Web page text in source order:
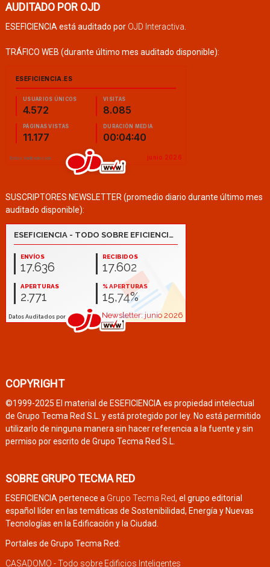
AUDITADO POR OJD
ESEFICIENCIA está auditado por OJD Interactiva.
TRÁFICO WEB (durante último mes auditado disponible):
SUSCRIPTORES NEWSLETTER (promedio diario durante último mes
auditado disponible):
COPYRIGHT
©1999-2025 El material de ESEFICIENCIA es propiedad intelectual
de Grupo Tecma Red S.L. y está protegido por ley. No está permitido
utilizarlo de ninguna manera sin hacer referencia a la fuente y sin
permiso por escrito de Grupo Tecma Red S.L.
SOBRE GRUPO TECMA RED
ESEFICIENCIA pertenece a Grupo Tecma Red, el grupo editorial
español líder en las temáticas de Sostenibilidad, Energía y Nuevas
Tecnologías en la Edificación y la Ciudad.
Portales de Grupo Tecma Red:
CASADOMO - Todo sobre Edificios Inteligentes